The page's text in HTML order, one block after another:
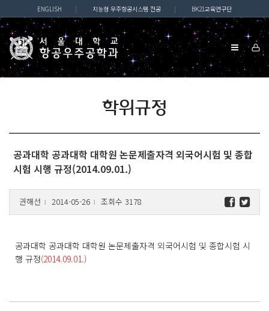
ENGLISH | 지능형 우주항공시스템 전공 | BK21교육연구단
학위규정
공과대학 공과대학 대학원 논문제출자격 외국어시험 및 종합
시험 시행 규정(2014.09.01.)
권해선 l 2014-05-26 l 조회수 3178
공과대학 공과대학 대학원 논문제출자격 외국어시험 및 종합시험 시
행 규정(2014.09.01.)